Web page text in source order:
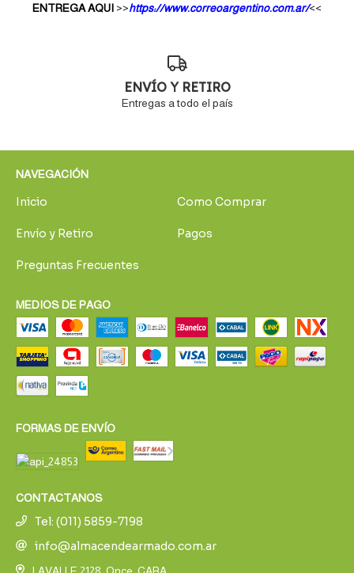
ENTREGA AQUI >>https://www.correoargentino.com.ar/<<
ENVÍO Y RETIRO
Entregas a todo el país
NAVEGACIÓN
Inicio Como Comprar
Envío y Retiro Pagos
Preguntas Frecuentes
MEDIOS DE PAGO
FORMAS DE ENVÍO
CONTACTANOS
Tel: (011) 5859-7198
info@almacendearmado.com.ar